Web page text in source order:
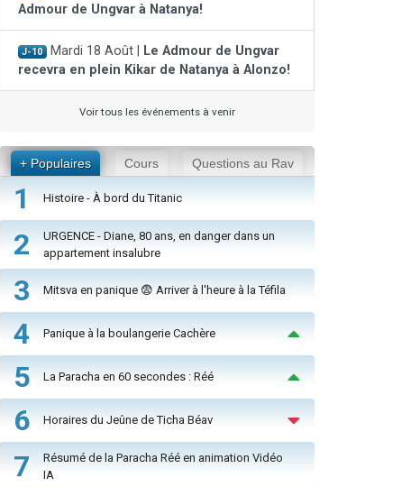
Admour de Ungvar à Natanya!
J-10 Mardi 18 Août |
Le Admour de Ungvar
recevra en plein Kikar de Natanya à Alonzo!
Voir tous les événements à venir
+ Populaires Cours Questions au Rav
1 Histoire - À bord du Titanic
2
URGENCE - Diane, 80 ans, en danger dans un
appartement insalubre
3 Mitsva en panique 😨 Arriver à l'heure à la Téfila
4 Panique à la boulangerie Cachère
5 La Paracha en 60 secondes : Réé
6 Horaires du Jeûne de Ticha Béav
7
Résumé de la Paracha Réé en animation Vidéo
IA